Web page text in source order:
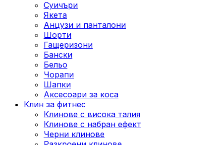
Суичъри
Якета
Aнцузи и панталони
Шорти
Гащеризони
Бански
Бельо
Чорапи
Шапки
Аксесоари за коса
Клин за фитнес
Клинове с висока талия
Клинове с набран ефект
Черни клинове